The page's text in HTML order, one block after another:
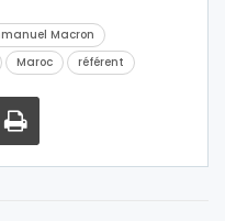
Macron
Maroc référent